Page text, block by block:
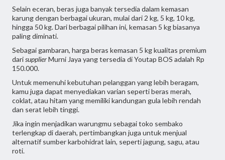
Selain eceran, beras juga banyak tersedia dalam kemasan
karung dengan berbagai ukuran, mulai dari 2 kg, 5 kg, 10 kg,
hingga 50 kg. Dari berbagai pilihan ini, kemasan 5 kg biasanya
paling diminati.
Sebagai gambaran, harga beras kemasan 5 kg kualitas premium
darisupplierMurni Jaya yang tersedia di Youtap BOS adalah Rp
150.000.
Untuk memenuhi kebutuhan pelanggan yang lebih beragam,
kamu juga dapat menyediakan varian seperti beras merah,
coklat, atau hitam yang memiliki kandungan gula lebih rendah
dan serat lebih tinggi.
Jika ingin menjadikan warungmu sebagai toko sembako
terlengkap di daerah, pertimbangkan juga untuk menjual
alternatif sumber karbohidrat lain, seperti jagung, sagu, atau
roti.